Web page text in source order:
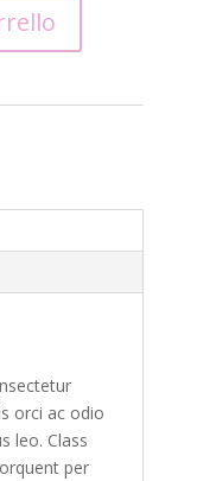
orci ac odio
leo. Class
per